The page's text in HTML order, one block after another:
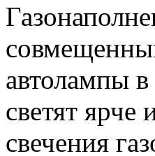
автолампы
светят
свечения